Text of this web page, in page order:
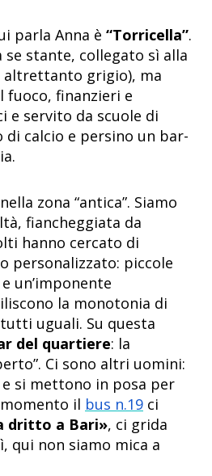
parla Anna è “Torricella”.
se stante, collegato sì alla
altrettanto grigio), ma
fuoco, finanzieri e
e servito da scuole di
calcio e persino un bar-
zona “antica”. Siamo
fiancheggiata da
hanno cercato di
personalizzato: piccole
un’imponente
la monotonia di
uguali. Su questa
del quartiere: la
Ci sono altri uomini:
si mettono in posa per
il bus n.19 ci
dritto a Bari», ci grida
qui non siamo mica a